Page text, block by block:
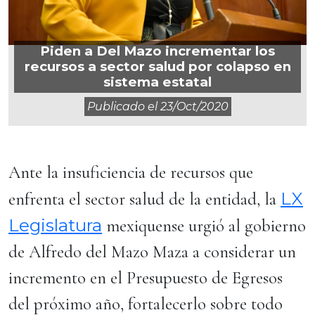
Piden a Del Mazo incrementar los
recursos a sector salud por colapso en
sistema estatal
Publicado el23/oct/2020
Ante la insuficiencia de recursos que
enfrenta el sector salud de la entidad, la LX
Legislatura mexiquense urgió al gobierno
de Alfredo del Mazo Maza a considerar un
incremento en el Presupuesto de Egresos
del próximo año, fortalecerlo sobre todo